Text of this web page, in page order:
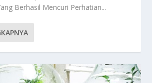
Berhasil Mencuri Perhatian...